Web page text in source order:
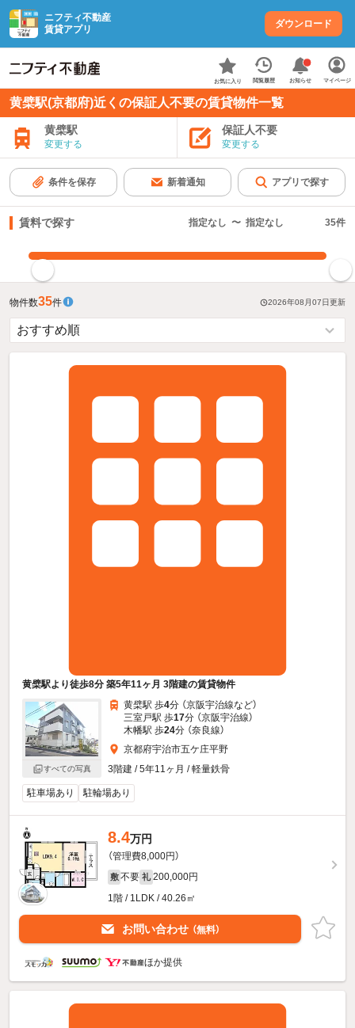
ニフティ不動産
賃貸アプリ
ダウンロード
お気に入り 閲覧履歴 お知らせ マイページ
黄檗駅(京都府)近くの保証人不要の賃貸物件一覧
黄檗駅
変更する
保証人不要
変更する
条件を保存 新着通知 アプリで探す
賃料で探す 指定なし 〜 指定なし 35件
物件数35件 2026年08月07日更新
黄檗駅より徒歩8分 築5年11ヶ月 3階建の賃貸物件
すべての写真
黄檗駅 歩4分 （京阪宇治線など）
三室戸駅 歩17分 （京阪宇治線）
木幡駅 歩24分 （奈良線）
京都府宇治市五ケ庄平野
3階建 / 5年11ヶ月 / 軽量鉄骨
駐車場あり 駐輪場あり
8.4万円
（管理費8,000円）
敷 不要 礼 200,000円
1階 / 1LDK / 40.26㎡
お問い合わせ （無料）
ほか提供